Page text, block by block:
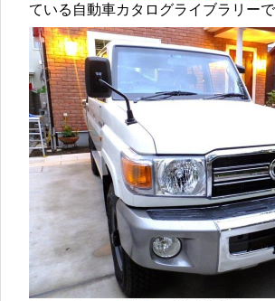
ている自動車カタログライブラリー